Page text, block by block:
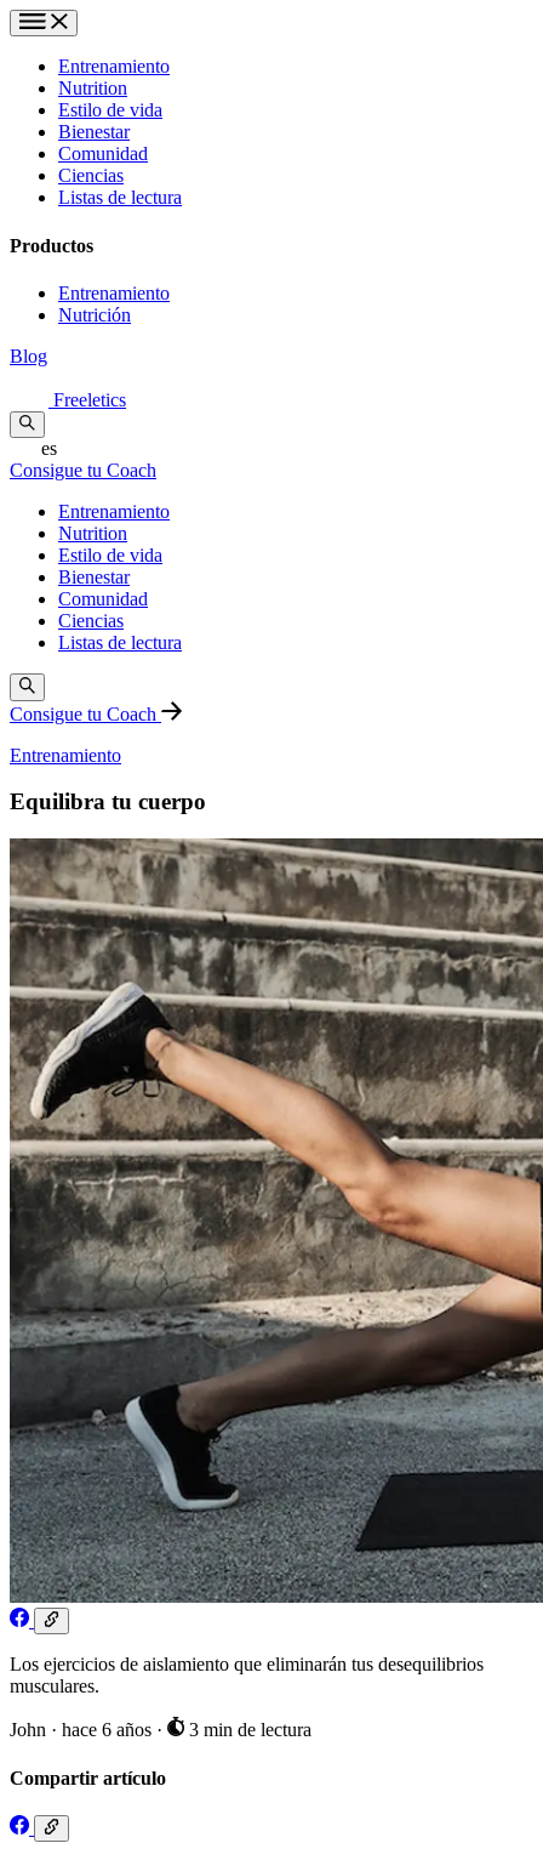
Entrenamiento
Nutrition
Estilo de vida
Bienestar
Comunidad
Ciencias
Listas de lectura
Productos
Entrenamiento
Nutrición
Blog
Freeletics
es
Consigue tu Coach
Entrenamiento
Nutrition
Estilo de vida
Bienestar
Comunidad
Ciencias
Listas de lectura
Consigue tu Coach
Entrenamiento
Equilibra tu cuerpo
Los ejercicios de aislamiento que eliminarán tus desequilibrios
musculares.
John · hace 6 años · 3 min de lectura
Compartir artículo